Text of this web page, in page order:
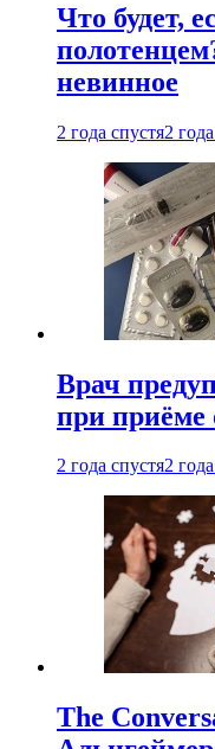
Что будет,
невинное
2 года спустя2
Врач
при приëме
2 года спустя2
The